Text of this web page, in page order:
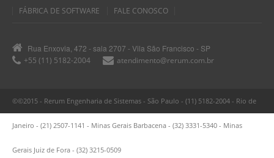
FÁBRICA DE SOFTWARE
FALE CONOSCO
Rua Enxovia, 472 - sala 2707 - Vila São Francisco - SP
+55 (11) 5182-2004
atendimento@rerum.com.br
©©2015 - Rerum Engenharia de Sistemas - São Paulo - (11) 5182-2004 - Rio de
Janeiro - (21) 2507-1141 - Minas Gerais Barbacena - (32) 3331-5340 - Minas
Gerais Juiz de Fora - (32) 3215-0509